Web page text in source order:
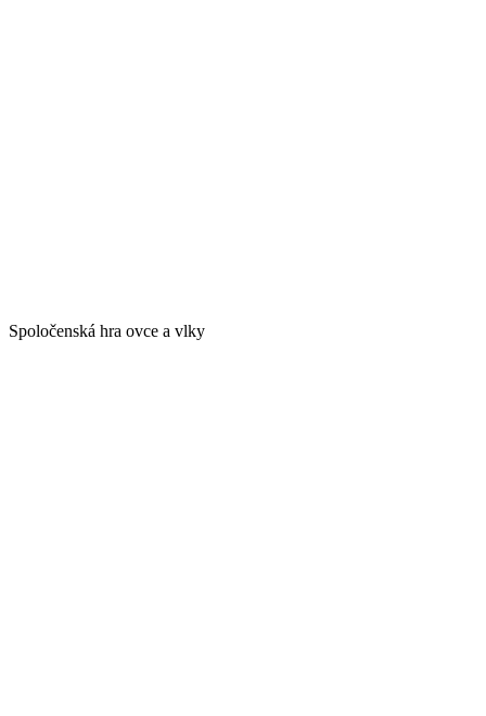
Spoločenská hra ovce a vlky